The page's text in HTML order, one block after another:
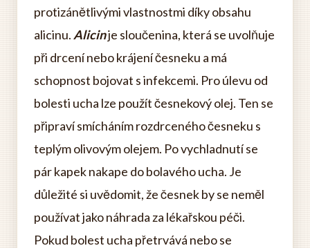
protizánětlivými vlastnostmi díky obsahu
alicinu. Alicinje sloučenina, která se uvolňuje
při drcení nebo krájení česneku a má
schopnost bojovat s infekcemi. Pro úlevu od
bolesti ucha lze použít česnekový olej. Ten se
připraví smícháním rozdrceného česneku s
teplým olivovým olejem. Po vychladnutí se
pár kapek nakape do bolavého ucha. Je
důležité si uvědomit, že česnek by se neměl
používat jako náhrada za lékařskou péči.
Pokud bolest ucha přetrvává nebo se